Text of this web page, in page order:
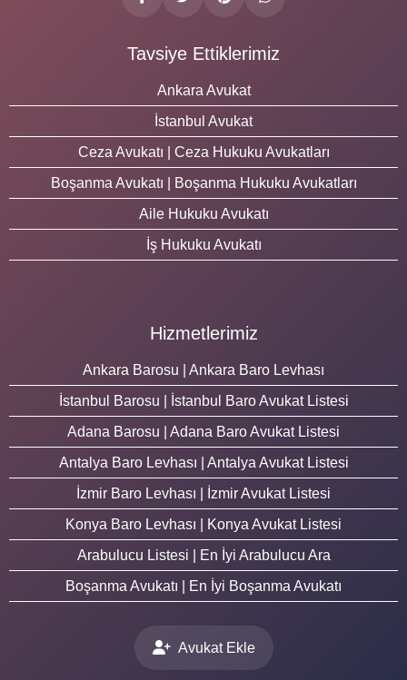
Tavsiye Ettiklerimiz
Ankara Avukat
İstanbul Avukat
Ceza Avukatı | Ceza Hukuku Avukatları
Boşanma Avukatı | Boşanma Hukuku Avukatları
Aile Hukuku Avukatı
İş Hukuku Avukatı
Hizmetlerimiz
Ankara Barosu | Ankara Baro Levhası
İstanbul Barosu | İstanbul Baro Avukat Listesi
Adana Barosu | Adana Baro Avukat Listesi
Antalya Baro Levhası | Antalya Avukat Listesi
İzmir Baro Levhası | İzmir Avukat Listesi
Konya Baro Levhası | Konya Avukat Listesi
Arabulucu Listesi | En İyi Arabulucu Ara
Boşanma Avukatı | En İyi Boşanma Avukatı
Avukat Ekle